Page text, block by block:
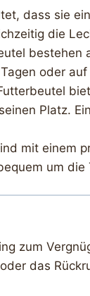
dass sie
die
bestehen
oder
Platz.
mit einem
um
zum
das